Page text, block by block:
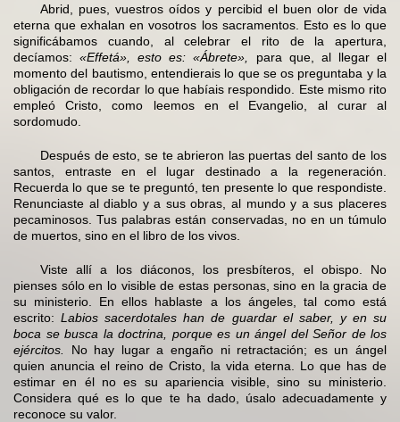
Abrid, pues, vuestros oídos y percibid el buen olor de vida
eterna que exhalan en vosotros los sacramentos. Esto es lo que
significábamos cuando, al celebrar el rito de la apertura,
decíamos:«Effetá», esto es: «Ábrete»,
para que, al llegar el
momento del bautismo, entendierais lo que se os preguntaba y la
obligación de recordar lo que habíais respondido. Este mismo rito
empleó Cristo, como leemos en el Evangelio, al curar al
sordomudo.
Después de esto, se te abrieron las puertas del santo de los
santos, entraste en el lugar destinado a la regeneración.
Recuerda lo que se te preguntó, ten presente lo que respondiste.
Renunciaste al diablo y a sus obras, al mundo y a sus placeres
pecaminosos. Tus palabras están conservadas, no en un túmulo
de muertos, sino en el libro de los vivos.
Viste allí a los diáconos, los presbíteros, el obispo. No
pienses sólo en lo visible de estas personas, sino en la gracia de
su ministerio. En ellos hablaste a los ángeles, tal como está
escrito:Labios sacerdotales han de guardar el saber, y en su
boca se busca la doctrina, porque es un ángel del Señor de los
ejércitos.
No hay lugar a engaño ni retractación; es un ángel
quien anuncia el reino de Cristo, la vida eterna. Lo que has de
estimar en él no es su apariencia visible, sino su ministerio.
Considera qué es lo que te ha dado, úsalo adecuadamente y
reconoce su valor.